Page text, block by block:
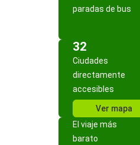
paradas de bus
32
Ciudades
directamente
accesibles
Ver mapa
El viaje más
barato